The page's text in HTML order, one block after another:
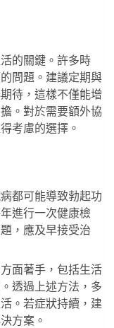
的關鍵。許多時
問題。建議定期與
待，這樣不僅能增
。對於需要額外協
考慮的選擇。
都可能導致勃起功
進行一次健康檢
，應及早接受治
面著手，包括生活
透過上述方法，多
。若症狀持續，建
方案。